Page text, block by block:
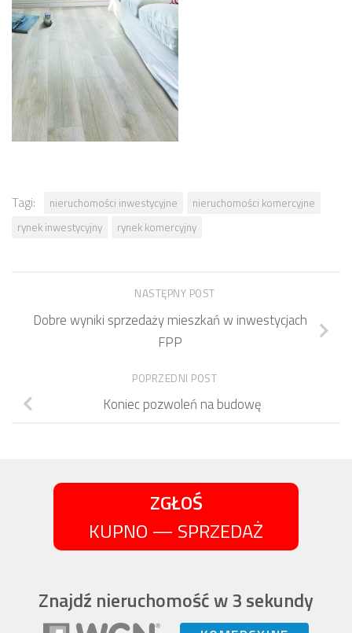
Tagi: nieruchomości inwestycyjne
nieruchomości komercyjne
rynek inwestycyjny
rynek komercyjny
NASTĘPNY POST
Dobre wyniki sprzedaży mieszkań w inwestycjach
FPP
POPRZEDNI POST
Koniec pozwoleń na budowę
ZGŁOŚ
KUPNO — SPRZEDAŻ
Znajdź nieruchomość w 3 sekundy